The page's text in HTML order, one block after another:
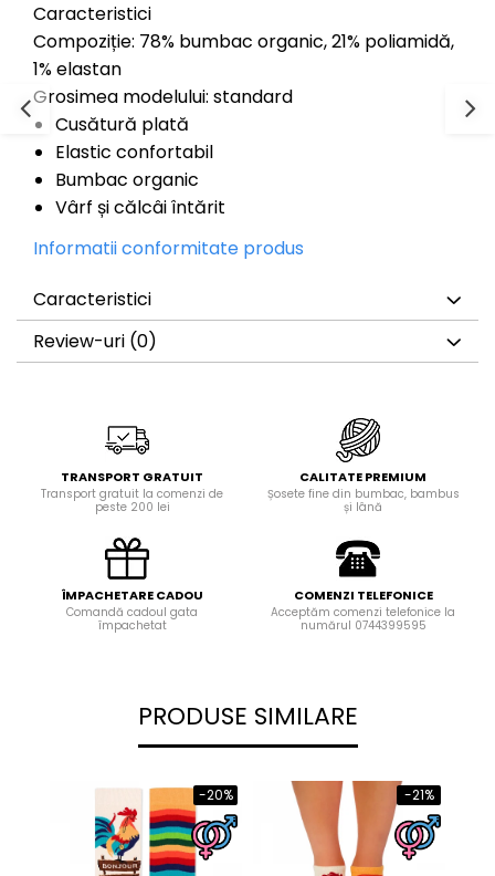
Caracteristici
Compoziție: 78% bumbac organic, 21% poliamidă,
1% elastan
Grosimea modelului: standard
Cusătură plată
Elastic confortabil
Bumbac organic
Vârf și călcâi întărit
Informatii conformitate produs
Caracteristici
Review-uri (0)
TRANSPORT GRATUIT
Transport gratuit la comenzi de
peste 200 lei
CALITATE PREMIUM
Șosete fine din bumbac, bambus
și lână
ÎMPACHETARE CADOU
Comandă cadoul gata
împachetat
COMENZI TELEFONICE
Acceptăm comenzi telefonice la
numărul 0744399595
PRODUSE SIMILARE
-20% -21%